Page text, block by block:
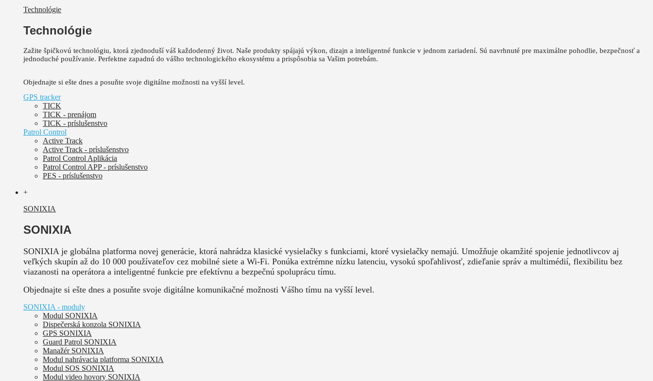
Technológie
Technológie
Zažite špičkovú technológiu, ktorá zjednoduší váš každodenný život. Naše produkty spájajú výkon, dizajn a inteligentné funkcie v jednom zariadení. Sú navrhnuté pre maximálne pohodlie, bezpečnosť a
jednoduché používanie. Perfektne zapadnú do vášho technologického ekosystému a prispôsobia sa Vašim potrebám.
Objednajte si ešte dnes a posuňte svoje digitálne možnosti na vyšší level.
GPS tracker
TICK
TICK - prenájom
TICK - príslušenstvo
Patrol Control
Active Track
Active Track - príslušenstvo
Patrol Control Aplikácia
Patrol Control APP - príslušenstvo
PES - príslušenstvo
+
SONIXIA
SONIXIA
SONIXIA je globálna platforma novej generácie, ktorá nahrádza klasické vysielačky s funkciami, ktoré vysielačky nemajú. Umožňuje okamžité spojenie jednotlivcov aj
veľkých skupín až do 10 000 používateľov cez mobilné siete a Wi-Fi. Ponúka extrémne nízku latenciu, vysokú spoľahlivosť, zdieľanie správ a multimédií, flexibilitu bez
viazanosti na operátora a inteligentné funkcie pre efektívnu a bezpečnú spoluprácu tímu.
Objednajte si ešte dnes a posuňte svoje digitálne komunikačné možnosti Vášho tímu na vyšší level.
SONIXIA - moduly
Modul SONIXIA
Dispečerská konzola SONIXIA
GPS SONIXIA
Guard Patrol SONIXIA
Manažér SONIXIA
Modul nahrávacia platforma SONIXIA
Modul SOS SONIXIA
Modul video hovory SONIXIA